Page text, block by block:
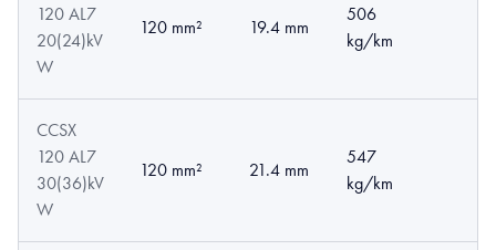
120 AL7
20(24)kV
W
120 mm² 19.4 mm
506
kg/km
CCSX
120 AL7
30(36)kV
W
120 mm² 21.4 mm
547
kg/km